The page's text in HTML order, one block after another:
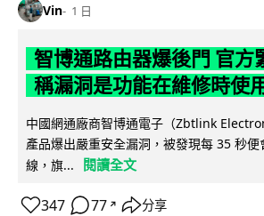
Vin 1 日
智博通路由器爆後門 官方
稱漏洞是功能在維修時使
中國網通廠商智博通電子（Zbtlink
產品爆出嚴重安全漏洞，被發現每 35 秒
線，旗...
閱讀全文
347 77 ↗ 分享